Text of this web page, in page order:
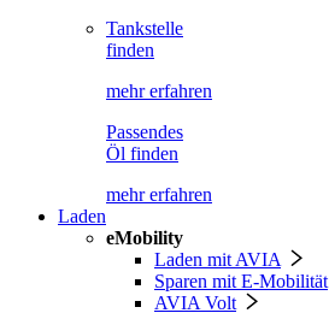
Tankstelle
finden
mehr erfahren
Passendes
Öl finden
mehr erfahren
Laden
eMobility
Laden mit AVIA
Sparen mit E-Mobilität
AVIA Volt